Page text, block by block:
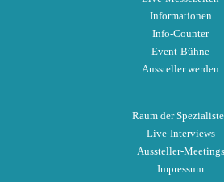
Informationen
Info-Counter
Event-Bühne
Aussteller werden
Raum der
Live-Interviews
Aussteller-Meetings
Impressum